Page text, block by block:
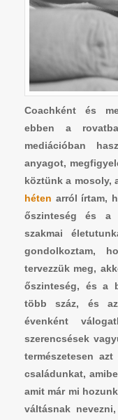
Coachként és
ebben a
mediációban
anyagot,
köztünk a mosoly,
héten arról írtam,
őszinteség és a
szakmai
gondolkoztam,
tervezzük meg,
őszinteség, és a
több száz, és
évenként
szerencsések
természetesen
családunkat,
amit már mi
váltásnak